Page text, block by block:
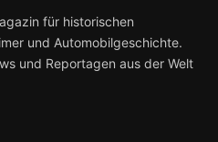
für historischen
und Automobilgeschichte.
und Reportagen aus der Welt